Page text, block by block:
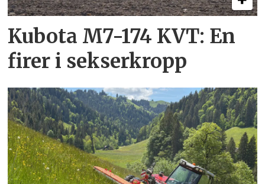
Kubota M7-174 KVT: En
firer i sekserkropp